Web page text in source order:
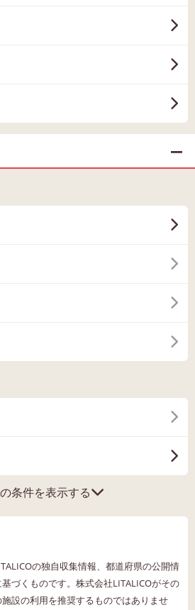
条件を表示する
の独自収集情報、都道府県の公開情
づくものです。株式会社LITALICOがその
設の利用を推奨するものではありませ